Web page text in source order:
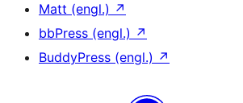
Matt (engl.) ↗
bbPress (engl.) ↗
BuddyPress (engl.) ↗